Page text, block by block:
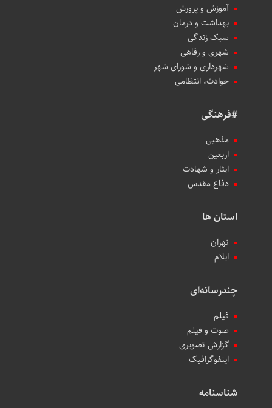
آموزش و پرورش
بهداشت و درمان
سبک زندگی
شهری و رفاهی
شهرداری و شورای شهر
حوادث، انتظامی
#فرهنگی
مذهبی
اربعین
ایثار و شهادت
دفاع مقدس
استان ها
تهران
ایلام
چندرسانه‌ای
فیلم
صوت و فیلم
گزارش تصویری
اینفوگرافیک
شناسنامه